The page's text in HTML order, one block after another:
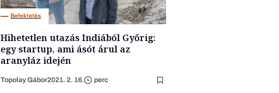
Befektetés
Hihetetlen utazás Indiából Győrig:
egy startup, ami ásót árul az
aranyláz idején
Topolay Gábor2021. 2. 16. perc